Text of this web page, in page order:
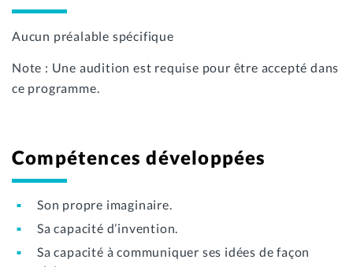
Aucun préalable spécifique
Note : Une audition est requise pour être accepté dans
ce programme.
Compétences développées
Son propre imaginaire.
Sa capacité d’invention.
Sa capacité à communiquer ses idées de façon